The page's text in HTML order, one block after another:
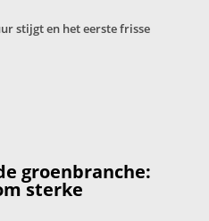
stijgt en het eerste frisse
groenbranche:
sterke